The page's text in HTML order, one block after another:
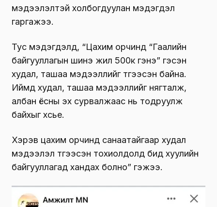
мэдээлэлтэй холбогдуулан мэдэгдэл
гаргажээ.
Тус мэдэгдэлд, “Цахим орчинд “Гаалийн
байгууллагын шинэ жил 500к гэнэ” гэсэн
худал, ташаа мэдээллийг түгээсэн байна.
Иймд худал, ташаа мэдээллийг нягталж,
албан ёсны эх сурвалжаас нь тодруулж
байхыг хүсье.
Хэрэв цахим орчинд санаатайгаар худал
мэдээлэл түгээсэн тохиолдолд бид хуулийн
байгууллагад хандах болно” гэжээ.